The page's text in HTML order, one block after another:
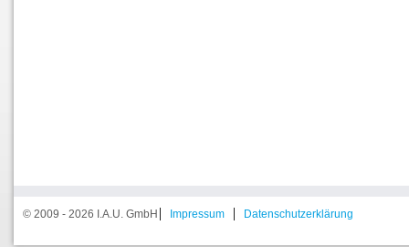
© 2009 - 2026 I.A.U. GmbH Impressum Datenschutzerklärung